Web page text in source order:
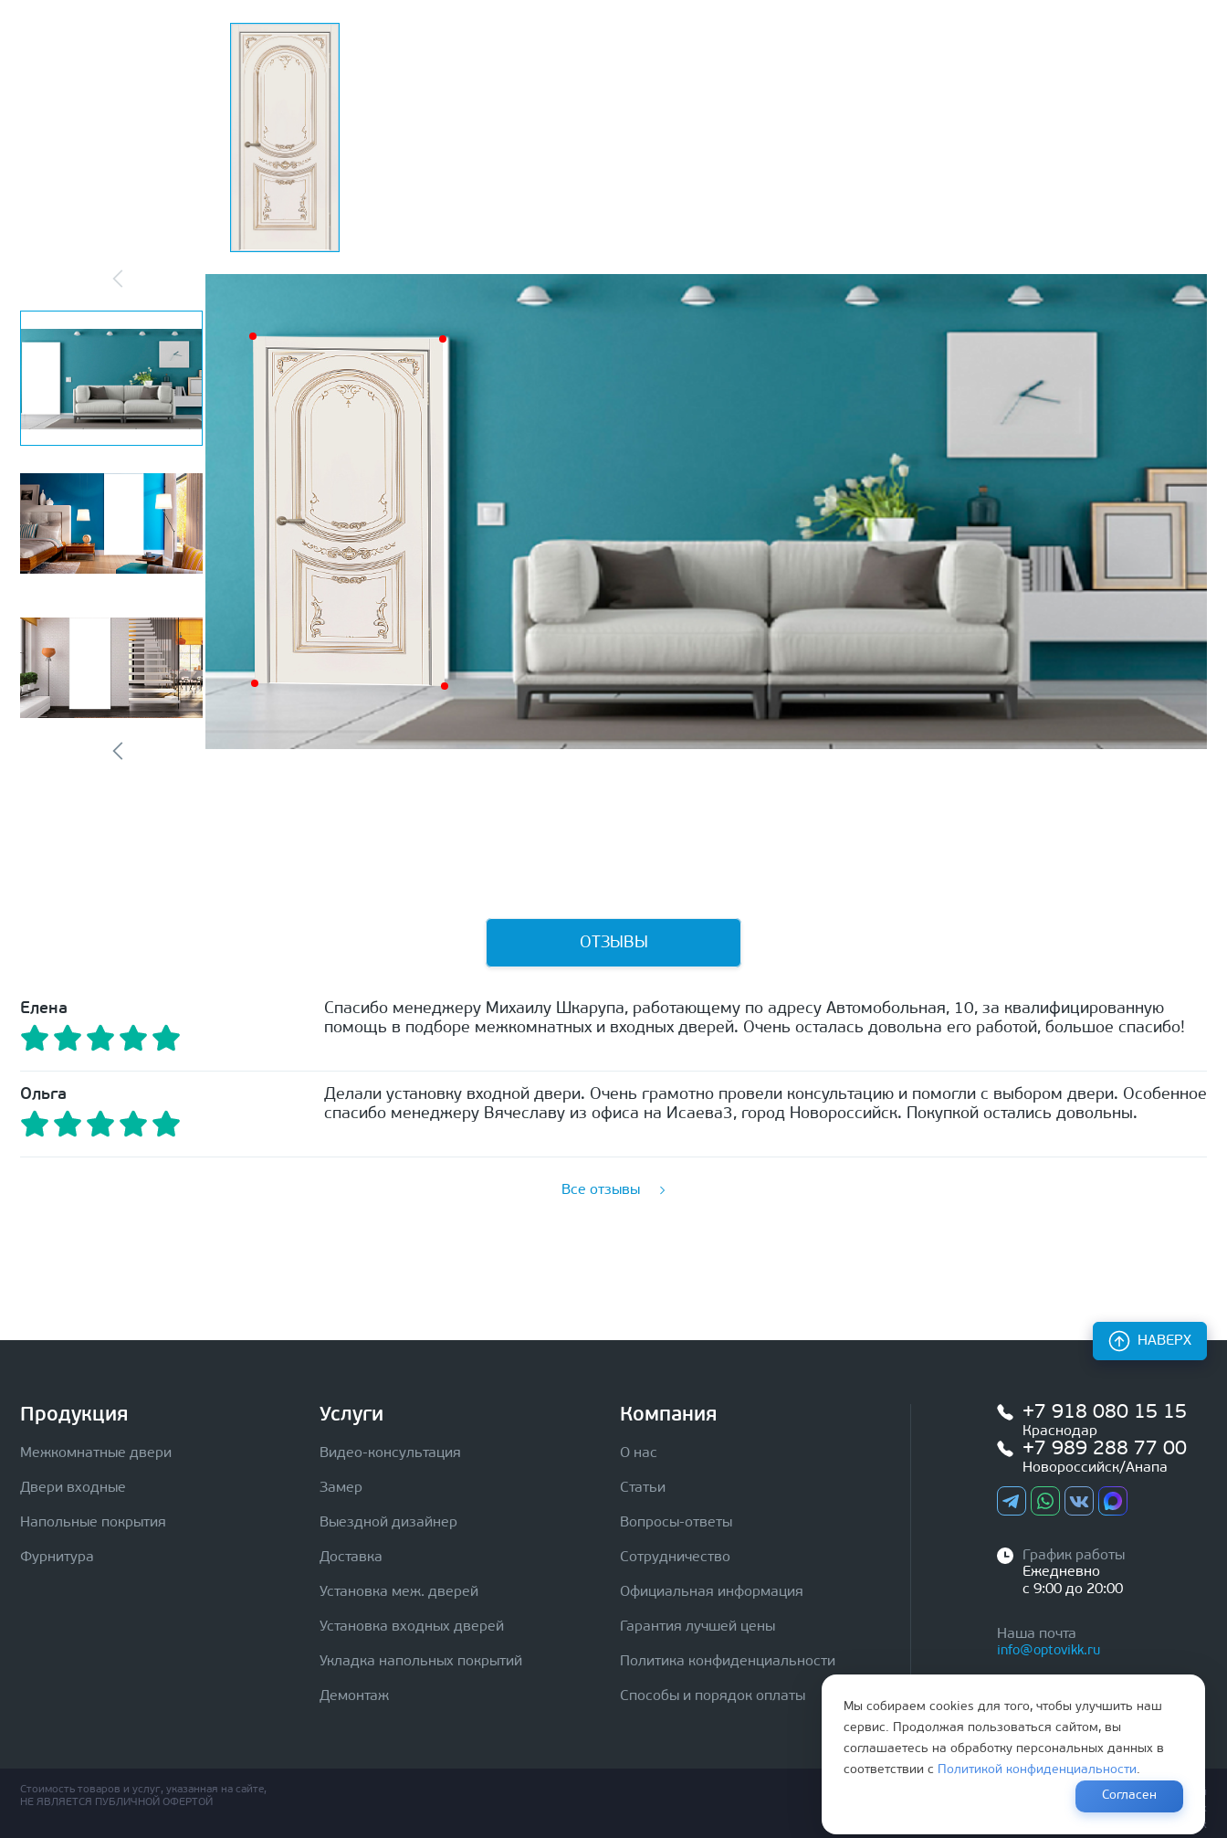
ОТЗЫВЫ
Елена
Спасибо менеджеру Михаилу Шкарупа, работающему по адресу Автомобольная, 10, за квалифицированную
помощь в подборе межкомнатных и входных дверей. Очень осталась довольна его работой, большое спасибо!
Ольга
Делали установку входной двери. Очень грамотно провели консультацию и помогли с выбором двери. Особенное
спасибо менеджеру Вячеславу из офиса на Исаева3, город Новороссийск. Покупкой остались довольны.
Все отзывы
Продукция
Межкомнатные двери
Двери входные
Напольные покрытия
Фурнитура
Услуги
Видео-консультация
Замер
Выездной дизайнер
Доставка
Установка меж. дверей
Установка входных дверей
Укладка напольных покрытий
Демонтаж
Компания
О нас
Статьи
Вопросы-ответы
Сотрудничество
Официальная информация
Гарантия лучшей цены
Политика конфиденциальности
Способы и порядок оплаты
+7 918 080 15 15
Краснодар
+7 989 288 77 00
Новороссийск/Анапа
График работы
Ежедневно
с 9:00 до 20:00
Наша почта
info@optovikk.ru
НАВЕРХ
Стоимость товаров и услуг, указанная на сайте,
НЕ ЯВЛЯЕТСЯ ПУБЛИЧНОЙ ОФЕРТОЙ
Правила эксплутации входных и межкомнатных дверей
Политика обработки персональных данных
Согласие на обработку персональных данных
Мы собираем cookies для того, чтобы улучшить наш
сервис. Продолжая пользоваться сайтом, вы
соглашаетесь на обработку персональных данных в
соответствии с
Политикой конфиденциальности.
Согласен